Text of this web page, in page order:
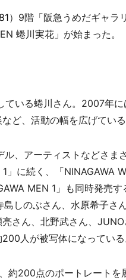
）9階「阪急うめだギャラ
蜷川実花」が始まった。
いる蜷川さん。2007年に
ど、活動の幅を広げている
、アーティストなどさま
」に続く、「NINAGAWA
MEN 1」も同時発売す
しのぶさん、水原希子さ
さん、北野武さん、
人が被写体になっている
約200点のポートレートを